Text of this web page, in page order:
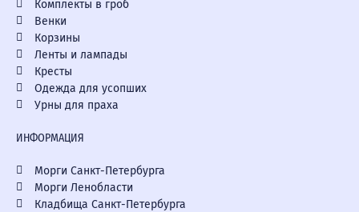
Комплекты в гроб
Венки
Корзины
Ленты и лампады
Кресты
Одежда для усопших
Урны для праха
ИНФОРМАЦИЯ
Морги Санкт-Петербурга
Морги Ленобласти
Кладбища Санкт-Петербурга